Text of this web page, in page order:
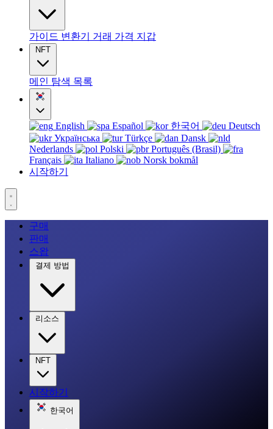
가이드 변환기 거래 가격 지갑
NFT
메인 탐색 목록
English Español 한국어
Deutsch
Українська
Türkçe
Dansk
Nederlands
Polski
Português (Brasil)
Français
Italiano
Norsk bokmål
시작하기
구매
판매
스왑
결제 방법
리소스
NFT
시작하기
한국어